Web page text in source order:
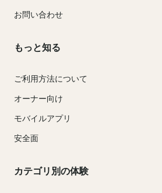
お問い合わせ
もっと知る
ご利用方法について
オーナー向け
モバイルアプリ
安全面
カテゴリ別の体験